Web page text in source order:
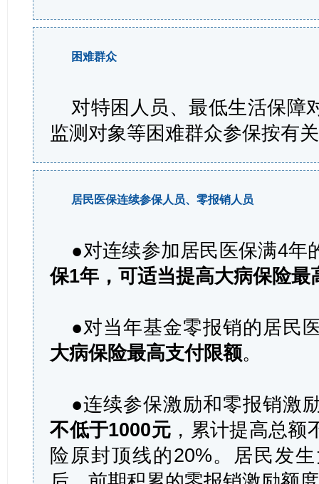
困难群众
对特困人员、最低生活保障
监测对象等困难群众参保按有
居民医保连续参保人员、零报销人员
●对连续参加居民医保满4年
保1年，可适当提高大病保险最
●对当年基金零报销的居民
大病保险最高支付限额。
●连续参保激励和零报销激
不低于1000元 ，累计提高总
险原封顶线的20%。居民发